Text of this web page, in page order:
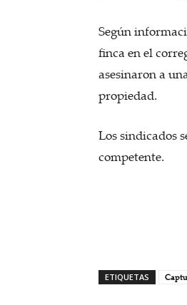
Según
finca en el
asesinaron a
propiedad.
Los sindicados
competente.
ETIQUETAS